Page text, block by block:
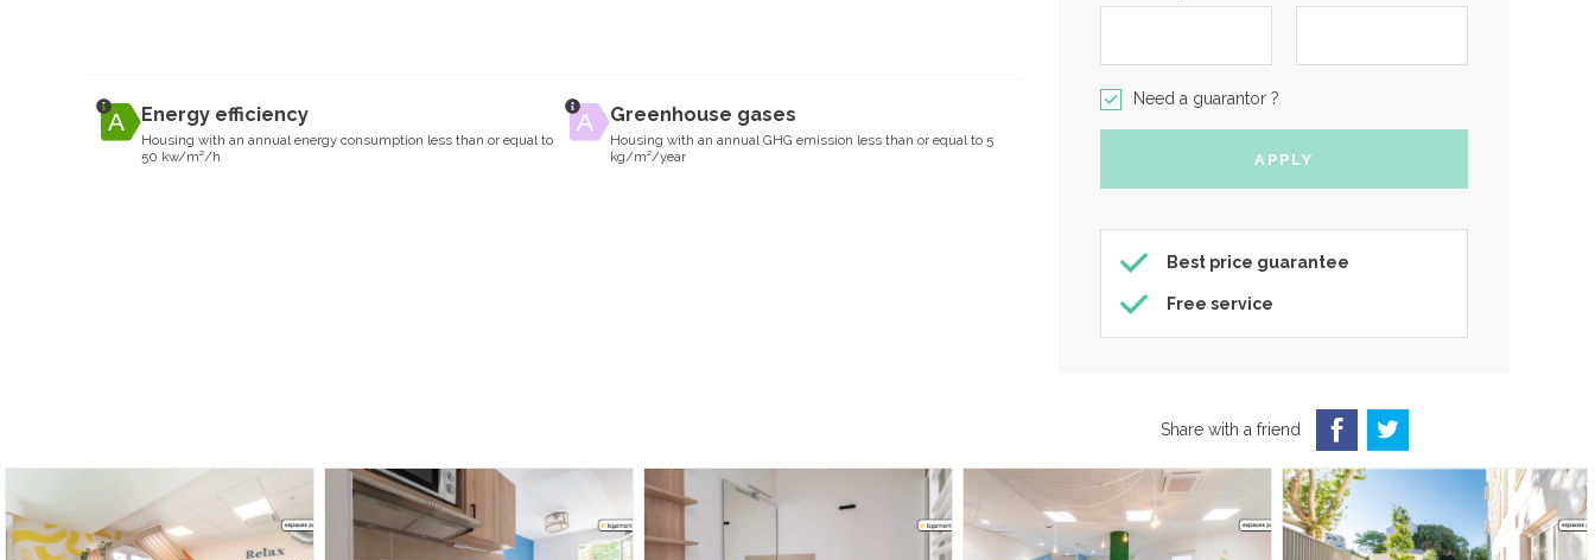
Energy efficiency
Housing with an annual energy consumption less than or equal to
50 kw/m²/h
Greenhouse gases
Housing with an annual GHG emission less than or equal to 5
kg/m²/year
Need a guarantor ?
Best price guarantee
Free service
Share with a friend